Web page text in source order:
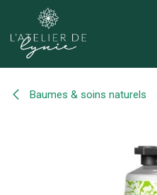
Se rendre au contenu
Baumes & soins naturels